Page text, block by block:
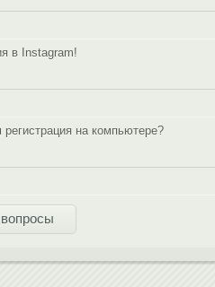
в Instagram!
на компьютере?